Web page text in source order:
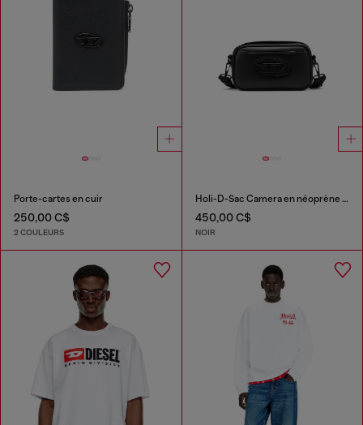
Porte-cartes en cuir
250,00 C$
2 COULEURS
Holi-D-Sac Camera en néoprène et PU
450,00 C$
NOIR